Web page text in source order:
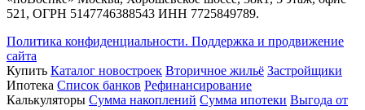
521, ОГРН 5147746388543 ИНН 7725849789.
Политика конфиденциальности. Поддержка и продвижение
сайта
Купить Каталог новостроек Вторичное жильё Застройщики
Ипотека Список банков Рефинансирование
Калькуляторы Сумма накоплений Сумма ипотеки Выгода от